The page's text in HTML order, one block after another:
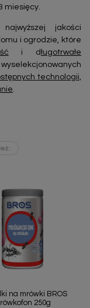
miesięcy.
jakości
i ogrodzie, które
i długotrwałe
technologii,
.
na mrówki BROS
250g